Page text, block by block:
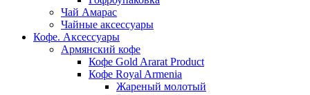
Чай Амарас
Чайные аксессуары
Кофе. Аксессуары
Армянский кофе
Кофе Gold Ararat Product
Кофе Royal Armenia
Жареный молотый